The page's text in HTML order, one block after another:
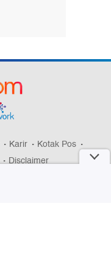
Karir
Kotak Pos
Disclaimer